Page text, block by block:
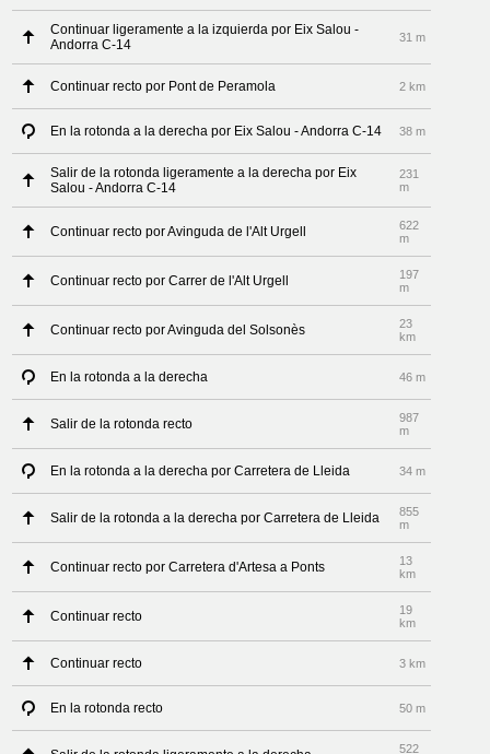
Continuar ligeramente a la izquierda por Eix Salou -
Andorra C-14
31 m
Continuar recto por Pont de Peramola 2 km
En la rotonda a la derecha por Eix Salou - Andorra C-14 38 m
Salir de la rotonda ligeramente a la derecha por Eix
Salou - Andorra C-14
231
m
Continuar recto por Avinguda de l'Alt Urgell
622
m
Continuar recto por Carrer de l'Alt Urgell
197
m
Continuar recto por Avinguda del Solsonès
23
km
En la rotonda a la derecha 46 m
Salir de la rotonda recto
987
m
En la rotonda a la derecha por Carretera de Lleida 34 m
Salir de la rotonda a la derecha por Carretera de Lleida
855
m
Continuar recto por Carretera d'Artesa a Ponts
13
km
Continuar recto
19
km
Continuar recto 3 km
En la rotonda recto 50 m
522